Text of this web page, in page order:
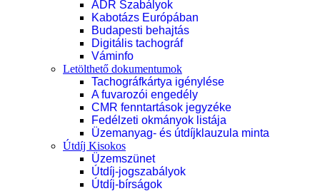
ADR Szabályok
Kabotázs Európában
Budapesti behajtás
Digitális tachográf
Váminfo
Letölthető dokumentumok
Tachográfkártya igénylése
A fuvarozói engedély
CMR fenntartások jegyzéke
Fedélzeti okmányok listája
Üzemanyag- és útdíjklauzula minta
Útdíj Kisokos
Üzemszünet
Útdíj-jogszabályok
Útdíj-bírságok